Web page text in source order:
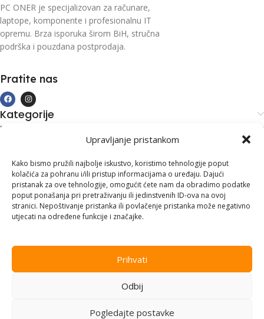
Upravljanje pristankom
Kako bismo pružili najbolje iskustvo, koristimo tehnologije poput
kolačića za pohranu i/ili pristup informacijama o uređaju. Dajući
pristanak za ove tehnologije, omogućit ćete nam da obradimo podatke
poput ponašanja pri pretraživanju ili jedinstvenih ID-ova na ovoj
stranici. Nepoštivanje pristanka ili povlačenje pristanka može negativno
utjecati na određene funkcije i značajke.
Prihvati
Odbij
Pogledajte postavke
PC ONER je specijalizovan za računare,
laptope, komponente i profesionalnu IT
opremu. Brza isporuka širom BiH, stručna
podrška i pouzdana postprodaja.
Pratite nas
Kategorije
Kupovina i podrška
Kontakt informacije
Branilaca Bosne, 75 300 Lukavac
+387 35 555 999
info@pconer.ba
Vision.